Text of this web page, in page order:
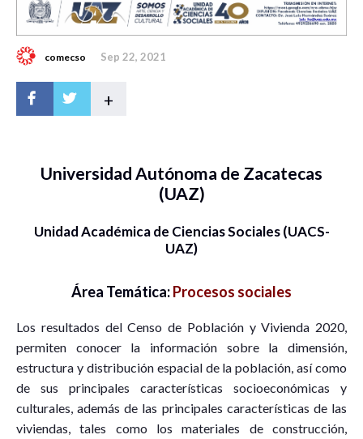
comecso Sep 22, 2021
+
Universidad Autónoma de Zacatecas
(UAZ)
Unidad Académica de Ciencias Sociales (UACS-
UAZ)
Área Temática:Procesos sociales
Los resultados del Censo de Población y Vivienda 2020,
permiten conocer la información sobre la dimensión,
estructura y distribución espacial de la población, así como
de sus principales características socioeconómicas y
culturales, además de las principales características de las
viviendas, tales como los materiales de construcción,